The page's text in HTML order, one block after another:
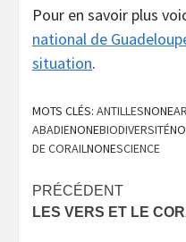
Pour en savoir plus
national de
situation.
MOTS CLÉS: ANTILLESNONE
ABADIENONEBIODIVERSITÉ
DE CORAILNONESCIENCE
Navigation
d’article
PRÉCÉDENT
LES VERS ET LE